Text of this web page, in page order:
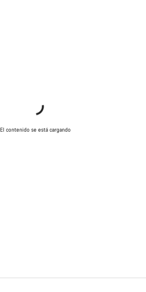
El contenido se está cargando